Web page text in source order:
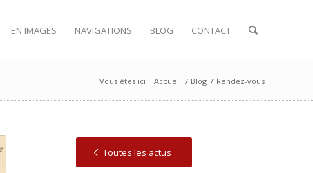
EN IMAGES NAVIGATIONS BLOG CONTACT
Vous êtes ici : Accueil / Blog / Rendez-vous
Toutes les actus